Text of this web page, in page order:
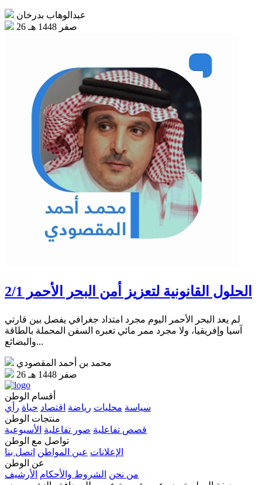
عبدالوهاب بدرخان
26 صفر 1448 هـ
الحلول القانونية لتعزيز أمن البحر الأحمر 2/1
لم يعد البحر الأحمر اليوم مجرد امتداد جغرافي يفصل بين قارتي
آسيا وإفريقيا، ولا مجرد ممر مائي تعبره السفن المحملة بالطاقة
والبضائع...
محمد بن أحمد المقصودي
26 صفر 1448 هـ
أقسام الوطن
سياسة محليات رياضة اقتصاد حياة رأي
منتجات الوطن
قصص تفاعلية صور تفاعلية الأسبوعية
تواصل مع الوطن
الإعلانات عين المواطن اتصل بنا
عن الوطن
من نحن الشروط والأحكام الأرشيف